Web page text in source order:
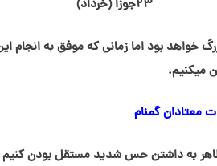
(خرداد)
بود اما زمانی که موفق به انجام
میکنیم.
معتادان گمنام
تظاهر به داشتن حس شدید مستقل بودن